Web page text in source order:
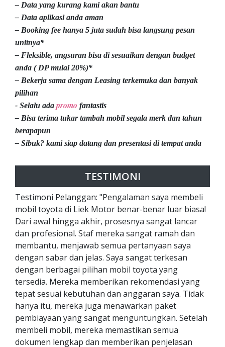
– Data yang kurang kami akan bantu
– Data aplikasi anda aman
– Booking fee hanya 5 juta sudah bisa langsung pesan
unitnya*
– Fleksible, angsuran bisa di sesuaikan dengan budget
anda ( DP mulai 20%)*
– Bekerja sama dengan Leasing terkemuka dan banyak
pilihan
- Selalu ada promo fantastis
– Bisa terima tukar tambah mobil segala merk dan tahun
berapapun
– Sibuk? kami siap datang dan presentasi di tempat anda
TESTIMONI
Testimoni Pelanggan: "Pengalaman saya membeli
mobil toyota di Liek Motor benar-benar luar biasa!
Dari awal hingga akhir, prosesnya sangat lancar
dan profesional. Staf mereka sangat ramah dan
membantu, menjawab semua pertanyaan saya
dengan sabar dan jelas. Saya sangat terkesan
dengan berbagai pilihan mobil toyota yang
tersedia. Mereka memberikan rekomendasi yang
tepat sesuai kebutuhan dan anggaran saya. Tidak
hanya itu, mereka juga menawarkan paket
pembiayaan yang sangat menguntungkan. Setelah
membeli mobil, mereka memastikan semua
dokumen lengkap dan memberikan penjelasan